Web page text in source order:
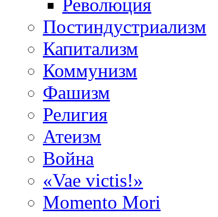
Революция
Постиндустриализм
Капитализм
Коммунизм
Фашизм
Религия
Атеизм
Война
«Vae victis!»
Momento Mori